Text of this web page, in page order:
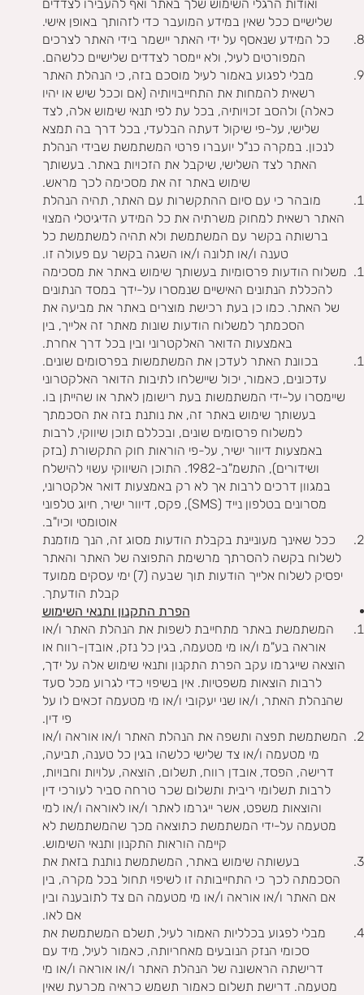
ואודות הרגלי השימוש שלך באתר ואף להעבירו לצדדים
שלישיים ככל שאין במידע המועבר כדי לזהותך באופן אישי.
כל המידע שנאסף על ידי האתר יישמר בידי האתר לצרכים
המפורטים לעיל, ולא יימסר לצדדים שלישיים כלשהם.
מבלי לפגוע באמור לעיל מוסכם בזה, כי הנהלת האתר
רשאית להמחות את התחייבויותיה (אם וככל שיש או יהיו
כאלה) ולהסב זכויותיה, בכל עת לפי תנאי שימוש אלה, לצד
שלישי, על-פי שיקול דעתה הבלעדי, בכל דרך בה תמצא
לנכון. במקרה כנ"ל יועברו פרטי המשתמשת שבידי הנהלת
האתר לצד השלישי, שיקבל את הזכויות באתר. בעשותך
שימוש באתר זה את מסכימה לכך מראש.
מובהר כי עם סיום ההתקשרות עם האתר, תהיה הנהלת
האתר רשאית למחוק משרתיה את כל המידע הדיגיטלי המצוי
ברשותה בקשר עם המשתמשת ולא תהיה למשתמשת כל
טענה ו/או תלונה ו/או השגה בקשר עם פעולה זו.
משלוח הודעות פרסומיות בעשותך שימוש באתר את מסכימה
להכללת הנתונים האישיים שנמסרו על-ידך במסד הנתונים
של האתר. כמו כן בעת רכישת מוצרים באתר את מביעה את
הסכמתך למשלוח הודעות שונות מאתר זה אלייך, בין
באמצעות הדואר האלקטרוני ובין בכל דרך אחרת.
בכוונת האתר לעדכן את המשתמשות בפרסומים שונים.
עדכונים, כאמור, יכול שיישלחו לתיבות הדואר האלקטרוני
שיימסרו על-ידי המשתמשות בעת רישומן לאתר או שהייתן בו.
בעשותך שימוש באתר זה, את נותנת בזה את הסכמתך
למשלוח פרסומים שונים, ובכללם תוכן שיווקי, לרבות
באמצעות דיוור ישיר, על-פי הוראות חוק התקשורת (בזק
ושידורים), התשמ"ב-1982. התוכן השיווקי עשוי להישלח
במגוון דרכים לרבות אך לא רק באמצעות דואר אלקטרוני,
מסרונים בטלפון נייד (SMS), פקס, דיוור ישיר, חיוג טלפוני
אוטומטי וכיו"ב.
ככל שאינך מעוניינת בקבלת הודעות מסוג זה, הנך מוזמנת
לשלוח בקשה להסרתך מרשימת התפוצה של האתר והאתר
יפסיק לשלוח אלייך הודעות תוך שבעה (7) ימי עסקים ממועד
קבלת הודעתך.
הפרת התקנון ותנאי השימוש
המשתמשת באתר מתחייבת לשפות את הנהלת האתר ו/או
אוראה בע"מ ו/או מי מטעמה, בגין כל נזק, אובדן-רווח או
הוצאה שייגרמו עקב הפרת התקנון ותנאי שימוש אלה על ידך,
לרבות הוצאות משפטיות. אין בשיפוי כדי לגרוע מכל סעד
שהנהלת האתר, ו/או שני יעקובי ו/או מי מטעמה זכאים לו על
פי דין.
המשתמשת תפצה ותשפה את הנהלת האתר ו/או אוראה ו/או
מי מטעמה ו/או צד שלישי כלשהו בגין כל טענה, תביעה,
דרישה, הפסד, אובדן רווח, תשלום, הוצאה, עלויות וחבויות,
לרבות תשלומי ריבית ותשלום שכר טרחה סביר לעורכי דין
והוצאות משפט, אשר ייגרמו לאתר ו/או לאוראה ו/או למי
מטעמה על-ידי המשתמשת כתוצאה מכך שהמשתמשת לא
קיימה הוראות התקנון ותנאי השימוש.
בעשותה שימוש באתר, המשתמשת נותנת בזאת את
הסכמתה לכך כי התחייבותה זו לשיפוי תחול בכל מקרה, בין
אם האתר ו/או אוראה ו/או מי מטעמה הם צד לתובענה ובין
אם לאו.
מבלי לפגוע בכלליות האמור לעיל, תשלם המשתמשת את
סכומי הנזק הנובעים מאחריותה, כאמור לעיל, מיד עם
דרישתה הראשונה של הנהלת האתר ו/או אוראה ו/או מי
מטעמה. דרישת תשלום כאמור תשמש כראיה מכרעת שאין